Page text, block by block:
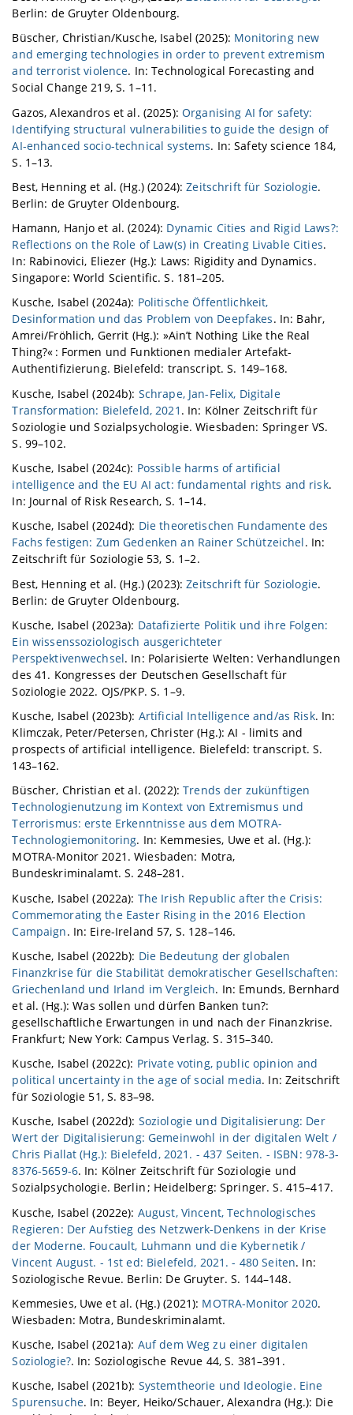
Berlin: de Gruyter Oldenbourg.
Büscher, Christian/Kusche, Isabel (2025): Monitoring new
and emerging technologies in order to prevent extremism
and terrorist violence. In: Technological Forecasting and
Social Change 219, S. 1–11.
Gazos, Alexandros et al. (2025):Organising AI for safety:
Identifying structural vulnerabilities to guide the design of
AI-enhanced socio-technical systems. In: Safety science 184,
S. 1–13.
Best, Henning et al. (Hg.) (2024):Zeitschrift für Soziologie.
Berlin: de Gruyter Oldenbourg.
Hamann, Hanjo et al. (2024): Dynamic Cities and Rigid Laws?:
Reflections on the Role of Law(s) in Creating Livable Cities.
In: Rabinovici, Eliezer (Hg.): Laws: Rigidity and Dynamics.
Singapore: World Scientific. S. 181–205.
Kusche, Isabel (2024a): Politische Öffentlichkeit,
Desinformation und das Problem von Deepfakes. In: Bahr,
Amrei/Fröhlich, Gerrit (Hg.): »Ain’t Nothing Like the Real
Thing?« : Formen und Funktionen medialer Artefakt-
Authentifizierung. Bielefeld: transcript. S. 149–168.
Kusche, Isabel (2024b): Schrape, Jan-Felix, Digitale
Transformation: Bielefeld, 2021 . In: Kölner Zeitschrift für
Soziologie und Sozialpsychologie. Wiesbaden: Springer VS.
S. 99–102.
Kusche, Isabel (2024c): Possible harms of artificial
intelligence and the EU AI act: fundamental rights and risk.
In: Journal of Risk Research, S. 1–14.
Kusche, Isabel (2024d): Die theoretischen Fundamente des
Fachs festigen: Zum Gedenken an Rainer Schützeichel. In:
Zeitschrift für Soziologie 53, S. 1–2.
Best, Henning et al. (Hg.) (2023):Zeitschrift für Soziologie.
Berlin: de Gruyter Oldenbourg.
Kusche, Isabel (2023a): Datafizierte Politik und ihre Folgen:
Ein wissenssoziologisch ausgerichteter
Perspektivenwechsel. In: Polarisierte Welten: Verhandlungen
des 41. Kongresses der Deutschen Gesellschaft für
Soziologie 2022. OJS/PKP. S. 1–9.
Kusche, Isabel (2023b): Artificial Intelligence and/as Risk. In:
Klimczak, Peter/Petersen, Christer (Hg.): AI - limits and
prospects of artificial intelligence. Bielefeld: transcript. S.
143–162.
Büscher, Christian et al. (2022):Trends der zukünftigen
Technologienutzung im Kontext von Extremismus und
Terrorismus: erste Erkenntnisse aus dem MOTRA-
Technologiemonitoring. In: Kemmesies, Uwe et al. (Hg.):
MOTRA-Monitor 2021. Wiesbaden: Motra,
Bundeskriminalamt. S. 248–281.
Kusche, Isabel (2022a): The Irish Republic after the Crisis:
Commemorating the Easter Rising in the 2016 Election
Campaign. In: Eire-Ireland 57, S. 128–146.
Kusche, Isabel (2022b): Die Bedeutung der globalen
Finanzkrise für die Stabilität demokratischer Gesellschaften:
Griechenland und Irland im Vergleich. In: Emunds, Bernhard
et al. (Hg.): Was sollen und dürfen Banken tun?:
gesellschaftliche Erwartungen in und nach der Finanzkrise.
Frankfurt; New York: Campus Verlag. S. 315–340.
Kusche, Isabel (2022c): Private voting, public opinion and
political uncertainty in the age of social media. In: Zeitschrift
für Soziologie 51, S. 83–98.
Kusche, Isabel (2022d): Soziologie und Digitalisierung: Der
Wert der Digitalisierung: Gemeinwohl in der digitalen Welt /
Chris Piallat (Hg.): Bielefeld, 2021. - 437 Seiten. - ISBN: 978-3-
8376-5659-6. In: Kölner Zeitschrift für Soziologie und
Sozialpsychologie. Berlin ; Heidelberg: Springer. S. 415–417.
Kusche, Isabel (2022e): August, Vincent, Technologisches
Regieren: Der Aufstieg des Netzwerk-Denkens in der Krise
der Moderne. Foucault, Luhmann und die Kybernetik /
Vincent August. - 1st ed: Bielefeld, 2021. - 480 Seiten. In:
Soziologische Revue. Berlin: De Gruyter. S. 144–148.
Kemmesies, Uwe et al. (Hg.) (2021): MOTRA-Monitor 2020.
Wiesbaden: Motra, Bundeskriminalamt.
Kusche, Isabel (2021a): Auf dem Weg zu einer digitalen
Soziologie?. In: Soziologische Revue 44, S. 381–391.
Kusche, Isabel (2021b): Systemtheorie und Ideologie. Eine
Spurensuche. In: Beyer, Heiko/Schauer, Alexandra (Hg.): Die